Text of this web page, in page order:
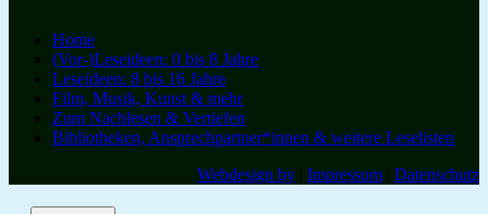
Home
(Vor-)Leseideen: 0 bis 8 Jahre
Leseideen: 8 bis 16 Jahre
Film, Musik, Kunst & mehr
Zum Nachlesen & Vertiefen
Bibliotheken, Ansprechpartner*innen & weitere Leselisten
Webdesign by
Impressum Datenschutz